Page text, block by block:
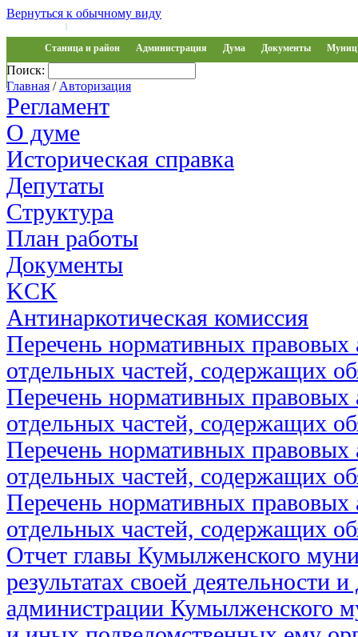
Вернуться к обычному виду
|
Станица и район Администрация Дума Документы Муниц
Обращения
Поиск:
Главная / Авторизация
Регламент
О думе
Историческая справка
Депутаты
Структура
План работы
Документы
KCK
Антинаркотическая комиссия
Перечень нормативных правовых
отдельных частей, содержащих
Перечень нормативных правовых
отдельных частей, содержащих
Перечень нормативных правовых
отдельных частей, содержащих
Перечень нормативных правовых
отдельных частей, содержащих
Отчет главы Кумылженского
результатах своей деятельности
администрации Кумылженского